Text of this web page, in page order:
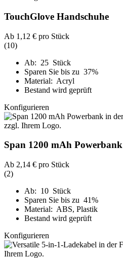
TouchGlove Handschuhe
Ab 1,12 € pro Stück
(10)
Ab: 25 Stück
Sparen Sie bis zu 37%
Material: Acryl
Bestand wird geprüft
Konfigurieren
Span 1200 mAh Powerbank
Ab 2,14 € pro Stück
(2)
Ab: 10 Stück
Sparen Sie bis zu 41%
Material: ABS, Plastik
Bestand wird geprüft
Konfigurieren